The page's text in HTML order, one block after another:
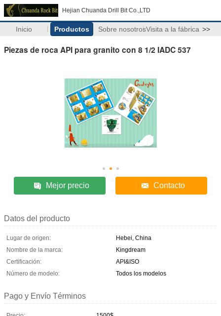
Hejian Chuanda Drill Bit Co.,LTD
Inicio Productos Sobre nosotrosVisita a la fábrica >>
Piezas de roca API para granito con 8 1/2 IADC 537
Mejor precio Contacto
Datos del producto
Lugar de origen:
Hebei, China
Nombre de la marca:
Kingdream
Certificación:
API&ISO
Número de modelo:
Todos los modelos
Pago y Envío Términos